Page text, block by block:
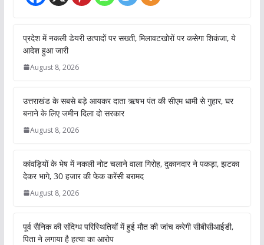
प्रदेश में नकली डेयरी उत्पादों पर सख्ती, मिलावटखोरों पर कसेगा शिकंजा, ये
आदेश हुआ जारी
August 8, 2026
उत्तराखंड के सबसे बड़े आयकर दाता ऋषभ पंत की सीएम धामी से गुहार, घर
बनाने के लिए जमीन दिला दो सरकार
August 8, 2026
कांवड़ियों के भेष में नकली नोट चलाने वाला गिरोह, दुकानदार ने पकड़ा, झटका
देकर भागे, 30 हजार की फेक करेंसी बरामद
August 8, 2026
पूर्व सैनिक की संदिग्ध परिस्थितियों में हुई मौत की जांच करेगी सीबीसीआईडी,
पिता ने लगाया है हत्या का आरोप